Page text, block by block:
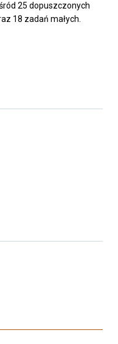
25 dopuszczonych
18 zadań małych.